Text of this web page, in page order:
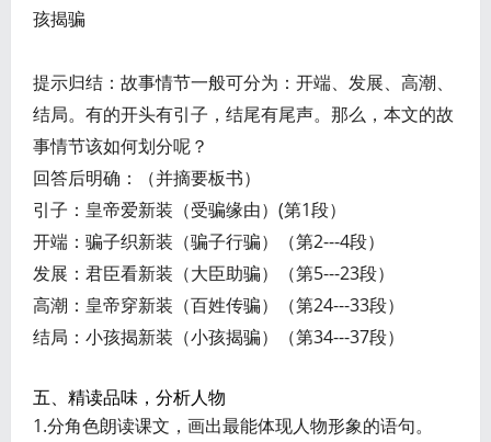
孩揭骗
提示归结：故事情节一般可分为：开端、发展、高潮、
结局。有的开头有引子，结尾有尾声。那么，本文的故
事情节该如何划分呢？
回答后明确：（并摘要板书）
引子：皇帝爱新装（受骗缘由）(第1段）
开端：骗子织新装（骗子行骗）（第2---4段）
发展：君臣看新装（大臣助骗）（第5---23段）
高潮：皇帝穿新装（百姓传骗）（第24---33段）
结局：小孩揭新装（小孩揭骗）（第34---37段）
五、精读品味，分析人物
1.分角色朗读课文，画出最能体现人物形象的语句。